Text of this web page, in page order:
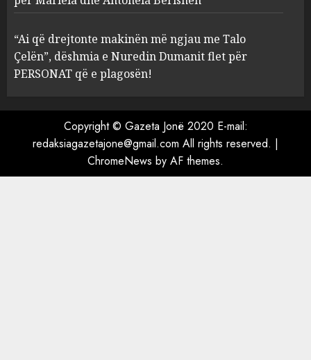
4
çfarë dënimi kërkon për
Berishën
MARCH 25, 2025
ngjau me Talo Çelën”,
dëshmia e Nuredin Dumanit
flet për PERSONAT që e
plagosën!
“Ai që drejtonte makinën më ngjau me Talo
Çelën”, dëshmia e Nuredin Dumanit flet për
PERSONAT që e plagosën!
Copyright © Gazeta Jonë 2020 E-mail:
redaksiagazetajone@gmail.com All rights reserved. |
ChromeNews by AF themes.